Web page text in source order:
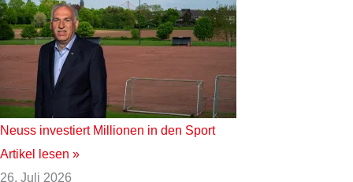
Neuss investiert Millionen in den Sport
Artikel lesen »
26. Juli 2026